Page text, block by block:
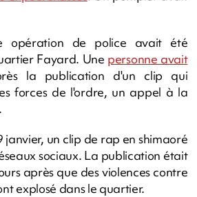
opération de police avait été
Fayard. Une personne avait
la publication d'un clip qui
forces de l'ordre, un appel à la
janvier, un clip de rap en shimaoré
sociaux. La publication était
après que des violences contre
explosé dans le quartier.